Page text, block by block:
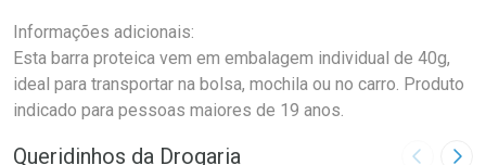
Informações adicionais:
Esta barra proteica vem em embalagem individual de 40g,
ideal para transportar na bolsa, mochila ou no carro. Produto
indicado para pessoas maiores de 19 anos.
Queridinhos da Drogaria